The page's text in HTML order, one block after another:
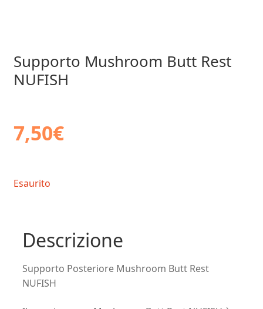
Supporto Mushroom Butt Rest
NUFISH
7,50€
Esaurito
Descrizione
Supporto Posteriore Mushroom Butt Rest
NUFISH